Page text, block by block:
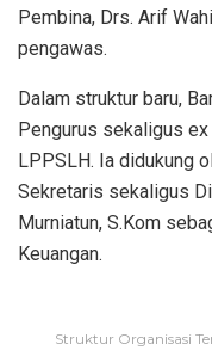
Pembina, Drs. Arif
pengawas.
Dalam struktur baru,
Pengurus sekaligus
LPPSLH. Ia didukung
Sekretaris sekaligus
Murniatun, S.Kom
Keuangan.
Struktur Organisasi